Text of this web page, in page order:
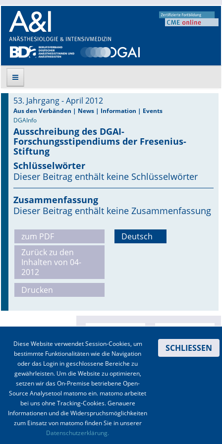
Suche
Aktuelle Ausgabe
Leitlinien
Archiv
Supplements
Supplements OrphanAnesthesia
Online First
A&I English
Mediadaten
Bestell-Service
Stellenmarkt
Kongresskalender
53. Jahrgang - April 2012
Aus den Verbänden | News | Information | Events
DGAInfo
Ausschreibung des DGAI-
Forschungsstipendiums der Fresenius-
Stiftung
Schlüsselwörter
Dieser Beitrag enthält keine Schlüsselwörter
Zusammenfassung
Dieser Beitrag enthält keine Zusammenfassung
zum PDF
Zurück zu den
Inhalten von 04-
2012
Drucken
Deutsch
Impressum Datenschutz
Diese Website verwendet Session-Cookies, um
bestimmte Funktionalitäten wie die Navigation
oder das Login in geschlossene Bereiche zu
gewährleisten. Um die Website zu optimieren,
setzen wir das On-Premise betriebene Open-
Source Analysetool matomo ein. matomo arbeitet
bei uns ohne Tracking-Cookies. Genauere
Informationen und die Widerspruchsmöglichkeiten
zum Einsatz von matomo finden Sie in unserer
Datenschutzerklärung.
SCHLIESSEN